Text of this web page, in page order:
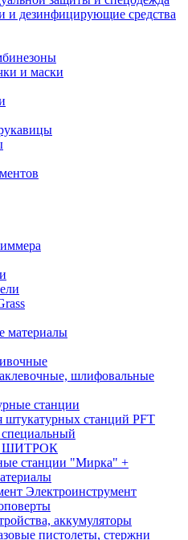
и дезинфицирующие средства
и маски
материалы
шлифовальные
станции
штукатурных станций PFT
ШИТРОК
станции "Мирка" +
Электроинструмент
аккумуляторы
пистолеты, стержни